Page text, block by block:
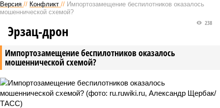
Версия // Конфликт // Импортозамещение беспилотников оказалось
мошеннической схемой?
Импортозамещение беспилотников оказалось
мошеннической схемой?
238
Эрзац-дрон